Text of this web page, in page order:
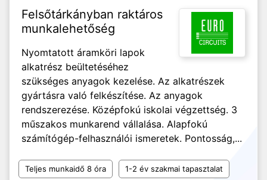
Felsőtárkányban raktáros
munkalehetőség
Nyomtatott áramköri lapok
alkatrész beültetéséhez
szükséges anyagok kezelése. Az alkatrészek
gyártásra való felkészítése. Az anyagok
rendszerezése. Középfokú iskolai végzettség. 3
műszakos munkarend vállalása. Alapfokú
számítógép-felhasználói ismeretek. Pontosság,...
Teljes munkaidő 8 óra 1-2 év szakmai tapasztalat